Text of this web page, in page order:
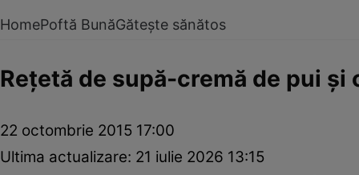
HomePoftă BunăGătește sănătos
Reţetă de supă-cremă de pui şi
22 octombrie 2015 17:00
Ultima actualizare: 21 iulie 2026 13:15